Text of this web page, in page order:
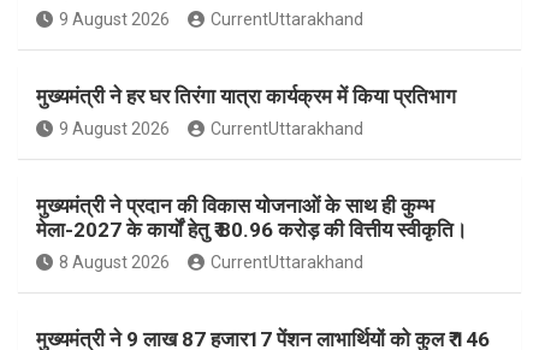
o r
a
m
e
s
r e
9 August 2026 CurrentUttarakhand
मुख्यमंत्री ने हर घर तिरंगा यात्रा कार्यक्रम में किया प्रतिभाग
9 August 2026 CurrentUttarakhand
मुख्यमंत्री ने प्रदान की विकास योजनाओं के साथ ही कुम्भ
मेला-2027 के कार्यों हेतु ₹ 80.96 करोड़ की वित्तीय स्वीकृति।
8 August 2026 CurrentUttarakhand
मुख्यमंत्री ने 9 लाख 87 हजार17 पेंशन लाभार्थियों को कुल ₹ 146